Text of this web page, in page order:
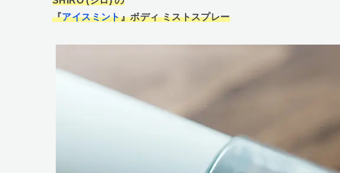
『アイスミント』ボディ ミストスプレー